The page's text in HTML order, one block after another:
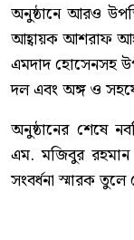
অনুষ্ঠানে আরও
আহ্বায়ক আশরাফ
এমদাদ হোসেনসহ
দল এবং অঙ্গ ও
অনুষ্ঠানের শেষে
এম. মজিবুর
সংবর্ধনা স্মারক